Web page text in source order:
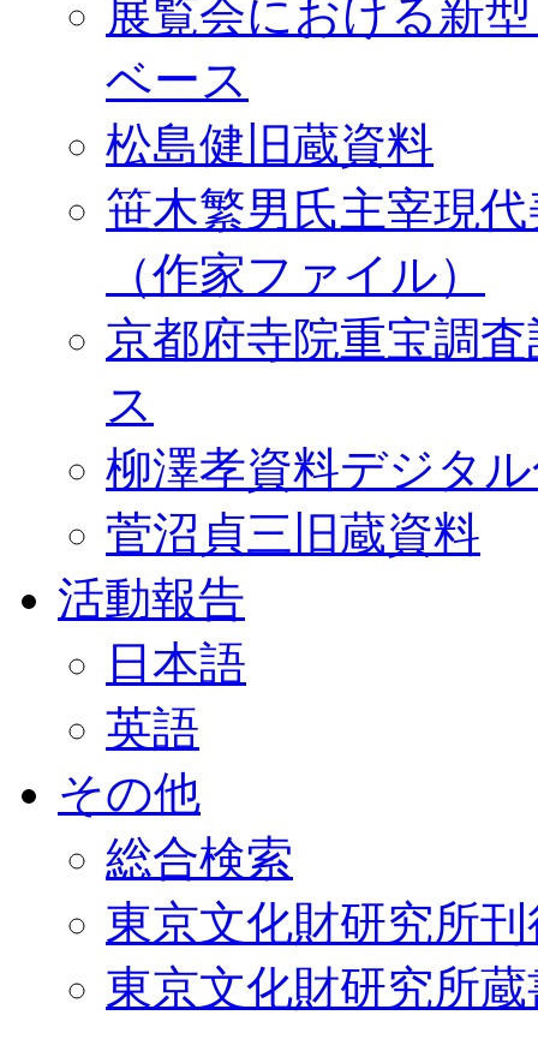
展覧会における新
ベース
松島健旧蔵資料
笹木繁男氏主宰現
（作家ファイル）
京都府寺院重宝調
ス
柳澤孝資料デジタ
菅沼貞三旧蔵資料
活動報告
日本語
英語
その他
総合検索
東京文化財研究所
東京文化財研究所